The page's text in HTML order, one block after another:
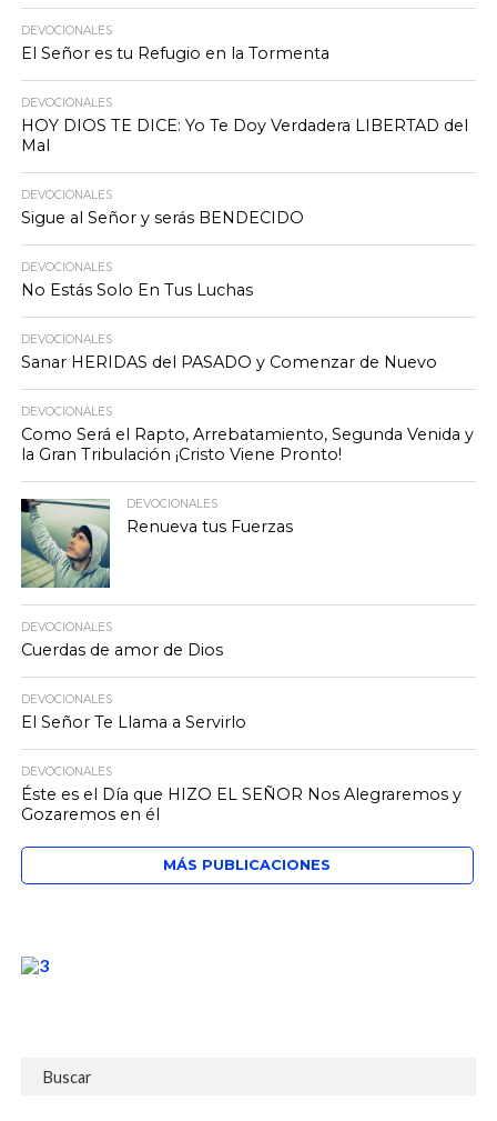
DEVOCIONALES
El Señor es tu Refugio en la Tormenta
DEVOCIONALES
HOY DIOS TE DICE: Yo Te Doy Verdadera LIBERTAD del
Mal
DEVOCIONALES
Sigue al Señor y serás BENDECIDO
DEVOCIONALES
No Estás Solo En Tus Luchas
DEVOCIONALES
Sanar HERIDAS del PASADO y Comenzar de Nuevo
DEVOCIONALES
Como Será el Rapto, Arrebatamiento, Segunda Venida y
la Gran Tribulación ¡Cristo Viene Pronto!
DEVOCIONALES
Renueva tus Fuerzas
DEVOCIONALES
Cuerdas de amor de Dios
DEVOCIONALES
El Señor Te Llama a Servirlo
DEVOCIONALES
Éste es el Día que HIZO EL SEÑOR Nos Alegraremos y
Gozaremos en él
MÁS PUBLICACIONES